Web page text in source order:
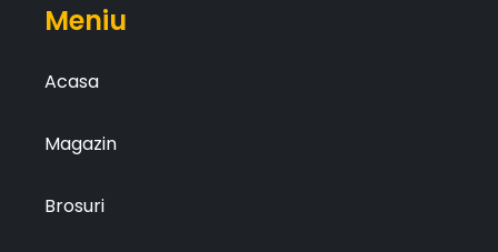
Meniu
Acasa
Magazin
Brosuri